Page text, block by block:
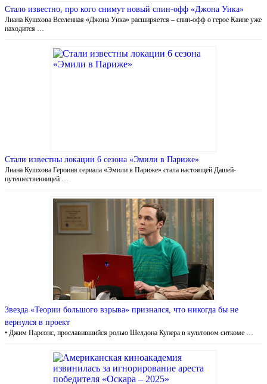
Стало известно, про кого снимут новый спин-офф «Джона Уика»
Лиана Кушхова Вселенная «Джона Уика» расширяется – спин-офф о герое Каине уже
находится …
Стали известны локации 6 сезона «Эмили в Париже»
Лиана Кушхова Героиня сериала «Эмили в Париже» стала настоящей Дашей-
путешественницей …
Звезда «Теории большого взрыва» признался, что никогда бы не
вернулся в проект
• Джим Парсонс, прославившийся ролью Шелдона Купера в культовом ситкоме …